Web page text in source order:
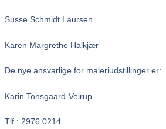
Susse Schmidt Laursen
Karen Margrethe Halkjær
De nye ansvarlige for maleriudstillinger er:
Karin Tonsgaard-Veirup
Tlf.: 2976 0214